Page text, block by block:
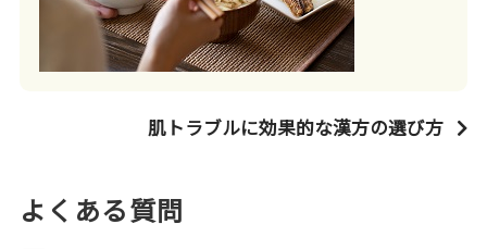
肌トラブルに効果的な漢方の選び方
よくある質問